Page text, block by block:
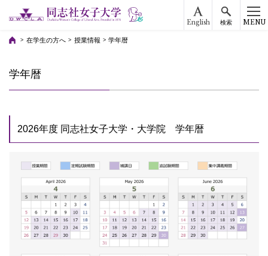
English 検索 MENU
在学生の方へ 授業情報 学年暦
学年暦
2026年度 同志社女子大学・大学院 学年暦